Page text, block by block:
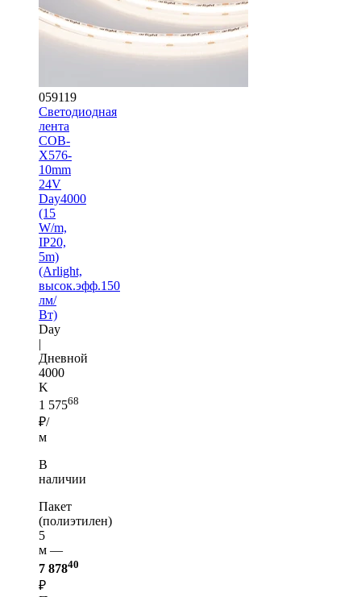
059119
Светодиодная
лента
COB-
X576-
10mm
24V
Day4000
(15
W/m,
IP20,
5m)
(Arlight,
высок.эфф.150
лм/
Вт)
Day
|
Дневной
4000
K
1 57568
₽/
м
В
наличии
Пакет
(полиэтилен)
5
м —
7 87840
₽